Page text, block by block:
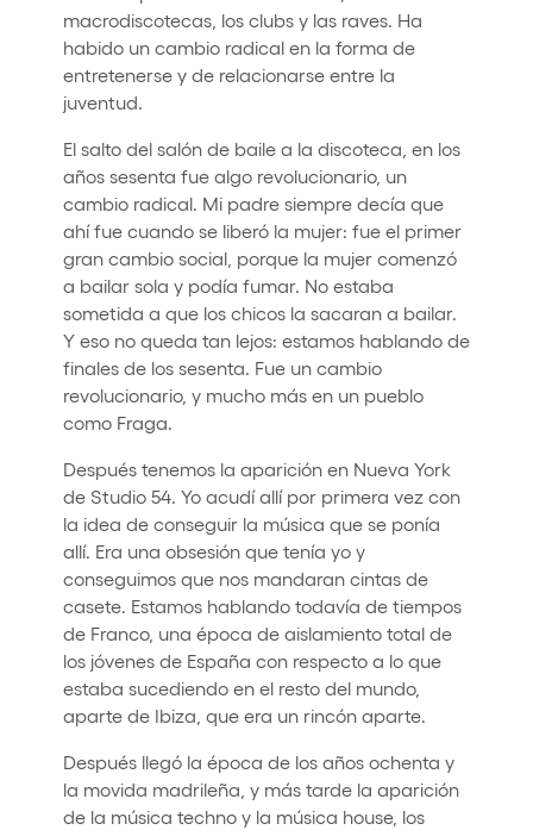
macrodiscotecas, los clubs y las raves. Ha
habido un cambio radical en la forma de
entretenerse y de relacionarse entre la
juventud.
El salto del salón de baile a la discoteca, en los
años sesenta fue algo revolucionario, un
cambio radical. Mi padre siempre decía que
ahí fue cuando se liberó la mujer: fue el primer
gran cambio social, porque la mujer comenzó
a bailar sola y podía fumar. No estaba
sometida a que los chicos la sacaran a bailar.
Y eso no queda tan lejos: estamos hablando de
finales de los sesenta. Fue un cambio
revolucionario, y mucho más en un pueblo
como Fraga.
Después tenemos la aparición en Nueva York
de Studio 54. Yo acudí allí por primera vez con
la idea de conseguir la música que se ponía
allí. Era una obsesión que tenía yo y
conseguimos que nos mandaran cintas de
casete. Estamos hablando todavía de tiempos
de Franco, una época de aislamiento total de
los jóvenes de España con respecto a lo que
estaba sucediendo en el resto del mundo,
aparte de Ibiza, que era un rincón aparte.
Después llegó la época de los años ochenta y
la movida madrileña, y más tarde la aparición
de la música techno y la música house, los